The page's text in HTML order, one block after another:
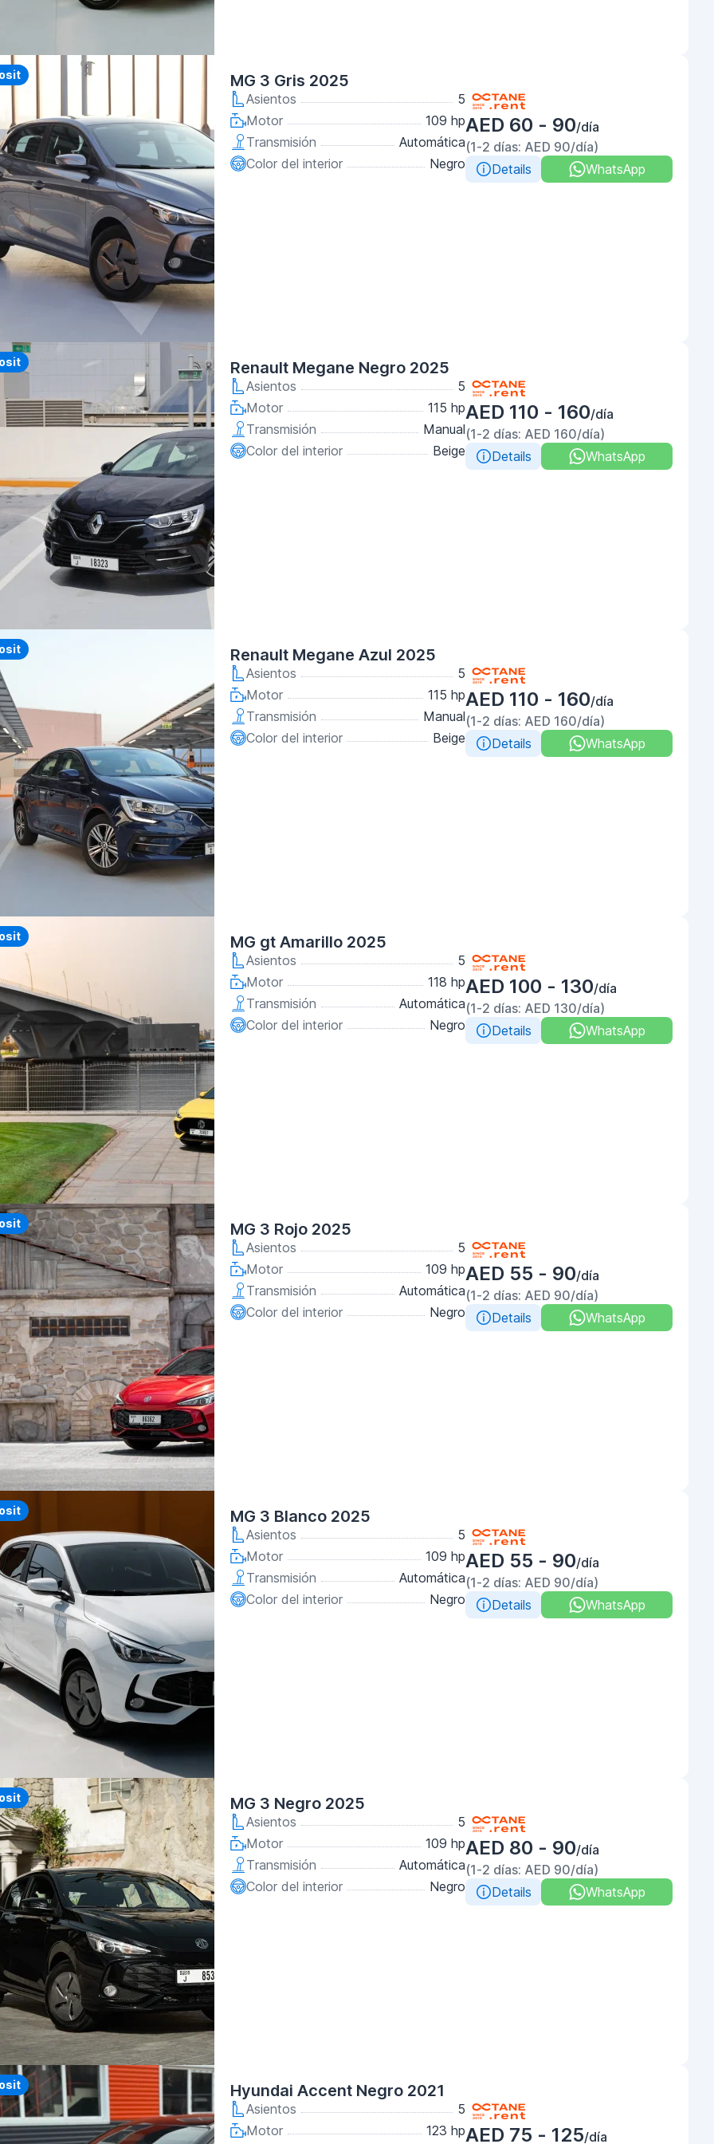
MG 3 Gris 2025
Asientos
5
Motor
109 hp
Transmisión
Automática
Color del interior
Negro
AED 60 - 90/día
(1-2 días: AED 90/día)
Details
WhatsApp
Renault Megane Negro 2025
Asientos
5
Motor
115 hp
Transmisión
Manual
Color del interior
Beige
AED 110 - 160/día
(1-2 días: AED 160/día)
Details
WhatsApp
Renault Megane Azul 2025
Asientos
5
Motor
115 hp
Transmisión
Manual
Color del interior
Beige
AED 110 - 160/día
(1-2 días: AED 160/día)
Details
WhatsApp
MG gt Amarillo 2025
Asientos
5
Motor
118 hp
Transmisión
Automática
Color del interior
Negro
AED 100 - 130/día
(1-2 días: AED 130/día)
Details
WhatsApp
MG 3 Rojo 2025
Asientos
5
Motor
109 hp
Transmisión
Automática
Color del interior
Negro
AED 55 - 90/día
(1-2 días: AED 90/día)
Details
WhatsApp
MG 3 Blanco 2025
Asientos
5
Motor
109 hp
Transmisión
Automática
Color del interior
Negro
AED 55 - 90/día
(1-2 días: AED 90/día)
Details
WhatsApp
MG 3 Negro 2025
Asientos
5
Motor
109 hp
Transmisión
Automática
Color del interior
Negro
AED 80 - 90/día
(1-2 días: AED 90/día)
Details
WhatsApp
Hyundai Accent Negro 2021
Asientos
5
Motor
123 hpAED 75 - 125/día